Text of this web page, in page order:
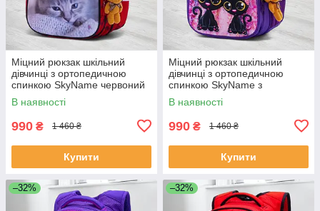
Міцний рюкзак шкільний
дівчинці з ортопедичною
спинкою SkyName червоний
"Котик"/ Водонепроникний
портфель для школи 1-4 клас
В наявності
990 ₴ 1 460 ₴
Купити
Міцний рюкзак шкільний
дівчинці з ортопедичною
спинкою SkyName з
котиками/ Водонепроникний
портфель для школи 1-4 клас
В наявності
990 ₴ 1 460 ₴
Купити
–32% –32%